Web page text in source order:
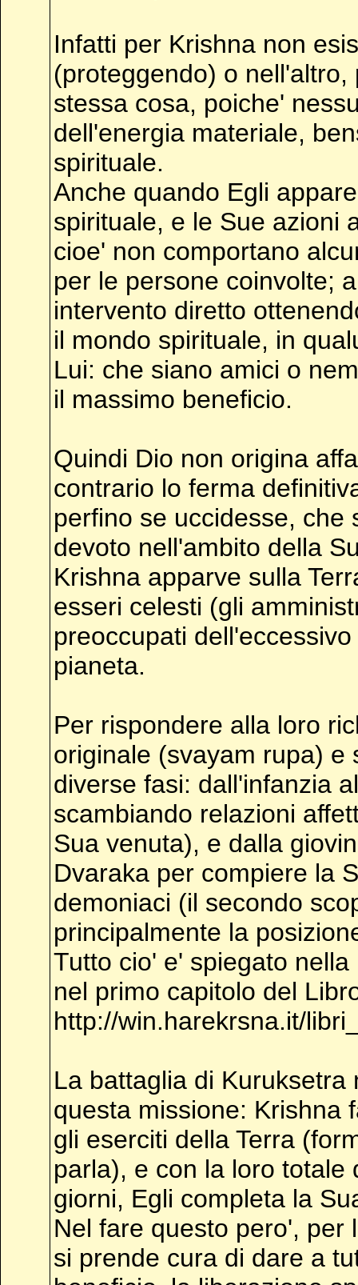
Infatti per Krishna non
(proteggendo) o
stessa cosa, poiche'
dell'energia materiale,
spirituale.
Anche quando Egli
spirituale, e le Sue azioni
cioe' non comportano
per le persone coinvolte;
intervento diretto
il mondo spirituale, in
Lui: che siano amici o
il massimo beneficio.
Quindi Dio non origina
contrario lo ferma
perfino se uccidesse, che
devoto nell'ambito della
Krishna apparve sulla
esseri celesti (gli
preoccupati
pianeta.
Per rispondere alla loro
originale (svayam rupa) e
diverse fasi: dall'infanzia
scambiando relazioni
Sua venuta), e dalla
Dvaraka per compiere la
demoniaci (il secondo
principalmente la
Tutto cio' e' spiegato
nel primo capitolo del
http://win.harekrsna.it/
La battaglia di
questa missione: Krishna
gli eserciti della Terra
parla), e con la loro
giorni, Egli completa la
Nel fare questo pero', per
si prende cura di dare a